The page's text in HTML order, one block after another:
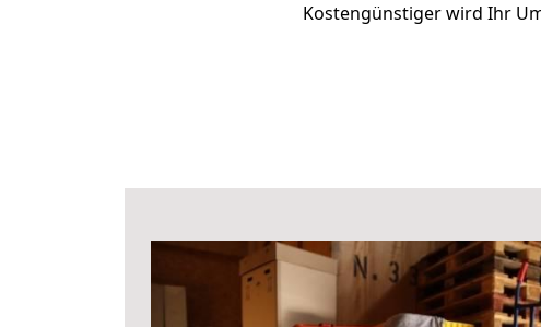
Kostengünstiger wird Ihr